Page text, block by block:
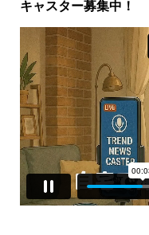
キャスター募集中！